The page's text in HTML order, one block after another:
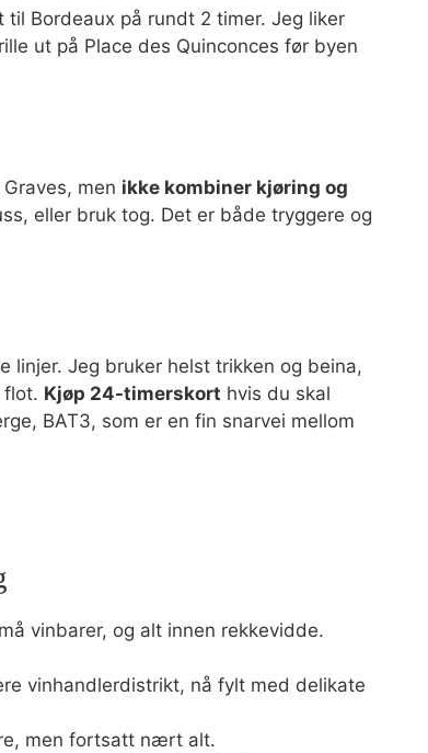
til Bordeaux på rundt 2 timer. Jeg liker
ut på Place des Quinconces før byen
men ikke kombiner kjøring og
eller bruk tog. Det er både tryggere og
linjer. Jeg bruker helst trikken og beina,
flot. Kjøp 24-timerskort hvis du skal
BAT3, som er en fin snarvei mellom
vinbarer, og alt innen rekkevidde.
vinhandlerdistrikt, nå fylt med delikate
men fortsatt nært alt.